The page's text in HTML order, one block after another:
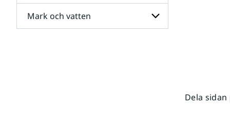
satellit
Väder
till
havs
Undersidor
för
Mark och vatten
Dela sidan